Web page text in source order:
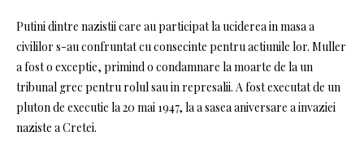
Putini dintre nazistii care au participat la uciderea in masa a
civililor s-au confruntat cu consecinte pentru actiunile lor. Muller
a fost o exceptie, primind o condamnare la moarte de la un
tribunal grec pentru rolul sau in represalii. A fost executat de un
pluton de executie la 20 mai 1947, la a sasea aniversare a invaziei
naziste a Cretei.